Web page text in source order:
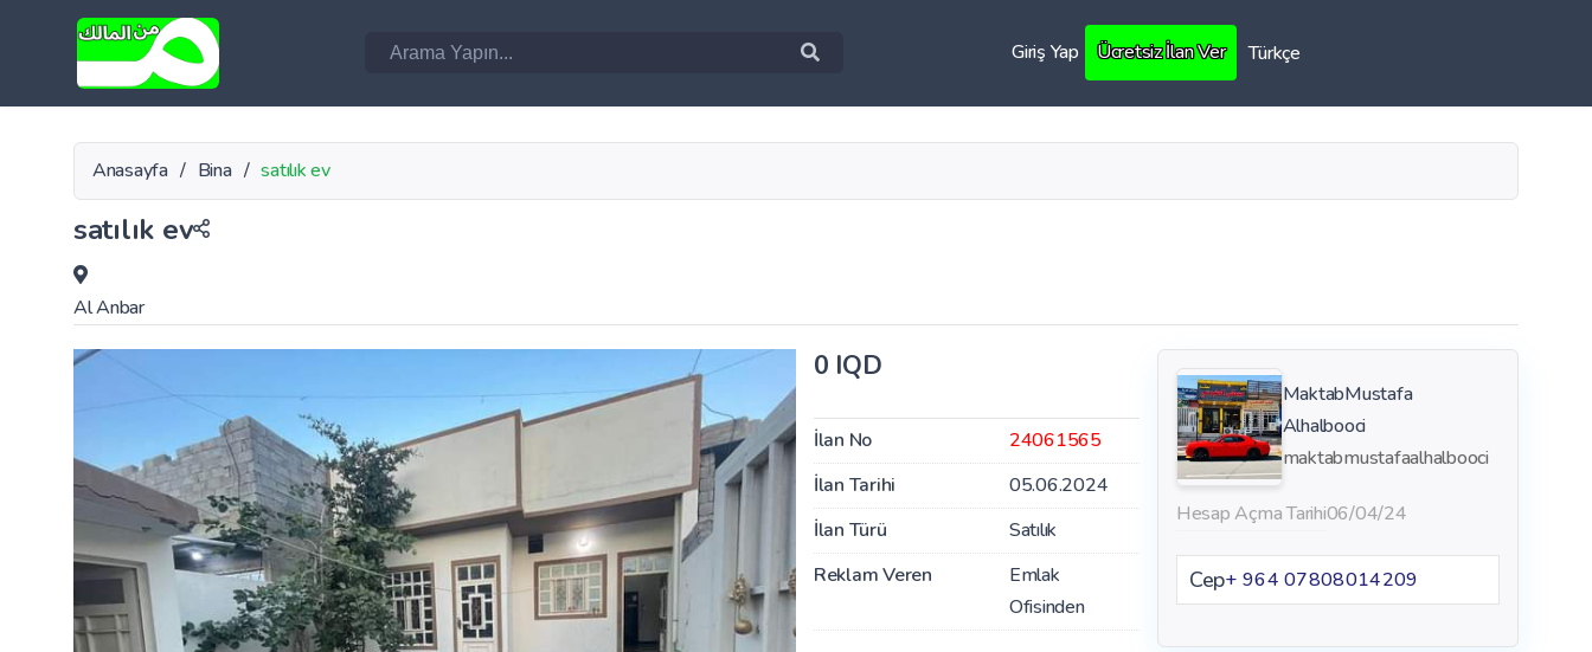
Giriş Yap Ücretsiz İlan Ver Türkçe
Anasayfa / Bina / satılık ev
satılık ev
Al Anbar
0 IQD
İlan No
24061565
İlan Tarihi
05.06.2024
İlan Türü
Satılık
Reklam Veren
Emlak
Ofisinden
MaktabMustafa
Alhalbooci
maktabmustafaalhalbooci
Hesap Açma Tarihi06/04/24
Cep+ 964 07808014209